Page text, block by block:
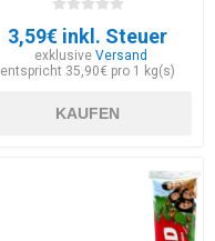
3,59€ inkl. Steuer
exklusive Versand
entspricht 35,90€ pro 1 kg(s)
KAUFEN